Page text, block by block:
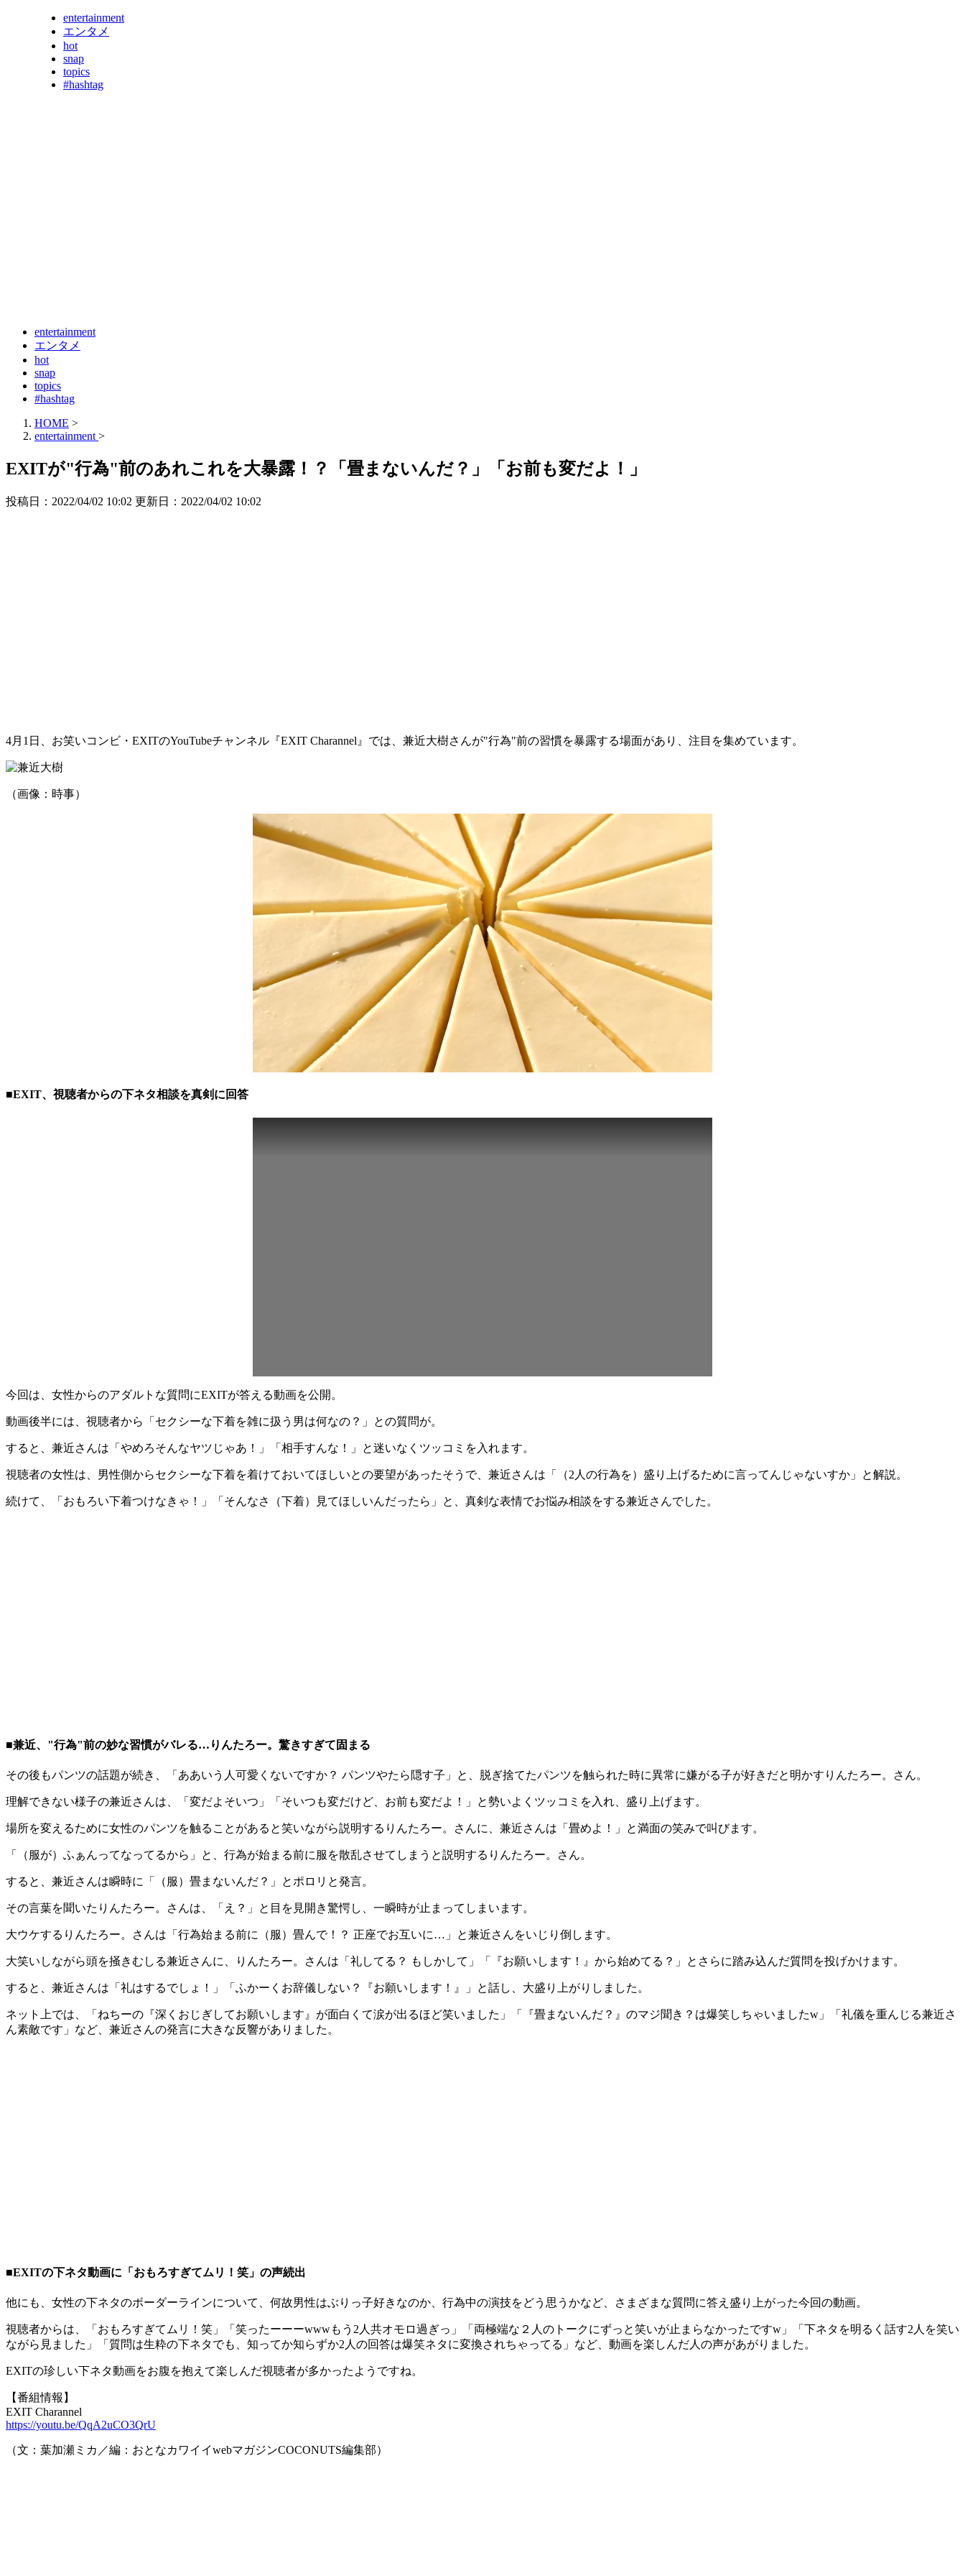
entertainment
エンタメ
hot
snap
topics
#hashtag
entertainment
エンタメ
hot
snap
topics
#hashtag
HOME >
entertainment >
EXITが"行為"前のあれこれを大暴露！？「畳まないんだ？」「お前も変だよ！」
投稿日：2022/04/02 10:02 更新日： 2022/04/02 10:02
4月1日、お笑いコンビ・EXITのYouTubeチャンネル『EXIT Charannel』では、兼近大樹さんが"行為"前の習慣を暴露する場面があり、注目を集めています。
（画像：時事）
■EXIT、視聴者からの下ネタ相談を真剣に回答
今回は、女性からのアダルトな質問にEXITが答える動画を公開。
動画後半には、視聴者から「セクシーな下着を雑に扱う男は何なの？」との質問が。
すると、兼近さんは「やめろそんなヤツじゃあ！」「相手すんな！」と迷いなくツッコミを入れます。
視聴者の女性は、男性側からセクシーな下着を着けておいてほしいとの要望があったそうで、兼近さんは「（2人の行為を）盛り上げるために言ってんじゃないすか」と解説。
続けて、「おもろい下着つけなきゃ！」「そんなさ（下着）見てほしいんだったら」と、真剣な表情でお悩み相談をする兼近さんでした。
■兼近、"行為"前の妙な習慣がバレる…りんたろー。驚きすぎて固まる
その後もパンツの話題が続き、「ああいう人可愛くないですか？ パンツやたら隠す子」と、脱ぎ捨てたパンツを触られた時に異常に嫌がる子が好きだと明かすりんたろー。さん。
理解できない様子の兼近さんは、「変だよそいつ」「そいつも変だけど、お前も変だよ！」と勢いよくツッコミを入れ、盛り上げます。
場所を変えるために女性のパンツを触ることがあると笑いながら説明するりんたろー。さんに、兼近さんは「畳めよ！」と満面の笑みで叫びます。
「（服が）ふぁんってなってるから」と、行為が始まる前に服を散乱させてしまうと説明するりんたろー。さん。
すると、兼近さんは瞬時に「（服）畳まないんだ？」とポロリと発言。
その言葉を聞いたりんたろー。さんは、「え？」と目を見開き驚愕し、一瞬時が止まってしまいます。
大ウケするりんたろー。さんは「行為始まる前に（服）畳んで！？ 正座でお互いに…」と兼近さんをいじり倒します。
大笑いしながら頭を掻きむしる兼近さんに、りんたろー。さんは「礼してる？ もしかして」「『お願いします！』から始めてる？」とさらに踏み込んだ質問を投げかけます。
すると、兼近さんは「礼はするでしょ！」「ふかーくお辞儀しない？『お願いします！』」と話し、大盛り上がりしました。
ネット上では、「ねちーの『深くおじぎしてお願いします』が面白くて涙が出るほど笑いました」「『畳まないんだ？』のマジ聞き？は爆笑しちゃいましたw」「礼儀を重んじる兼近さ
ん素敵です」など、兼近さんの発言に大きな反響がありました。
■EXITの下ネタ動画に「おもろすぎてムリ！笑」の声続出
他にも、女性の下ネタのボーダーラインについて、何故男性はぶりっ子好きなのか、行為中の演技をどう思うかなど、さまざまな質問に答え盛り上がった今回の動画。
視聴者からは、「おもろすぎてムリ！笑」「笑ったーーーwwwもう2人共オモロ過ぎっ」「両極端な２人のトークにずっと笑いが止まらなかったですw」「下ネタを明るく話す2人を笑い
ながら見ました」「質問は生粋の下ネタでも、知ってか知らずか2人の回答は爆笑ネタに変換されちゃってる」など、動画を楽しんだ人の声があがりました。
EXITの珍しい下ネタ動画をお腹を抱えて楽しんだ視聴者が多かったようですね。
【番組情報】
EXIT Charannel
https://youtu.be/QqA2uCO3QrU
（文：葉加瀬ミカ／編：おとなカワイイwebマガジンCOCONUTS編集部）